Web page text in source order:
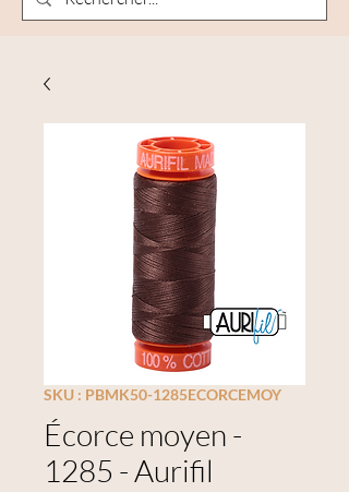
SKU : PBMK50-1285ECORCEMOY
Écorce moyen -
1285 - Aurifil